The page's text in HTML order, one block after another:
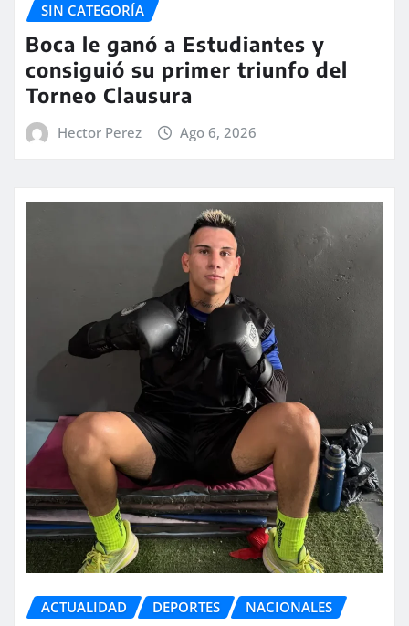
SIN CATEGORÍA
Boca le ganó a Estudiantes y
consiguió su primer triunfo del
Torneo Clausura
Hector Perez Ago 6, 2026
ACTUALIDAD DEPORTES NACIONALES